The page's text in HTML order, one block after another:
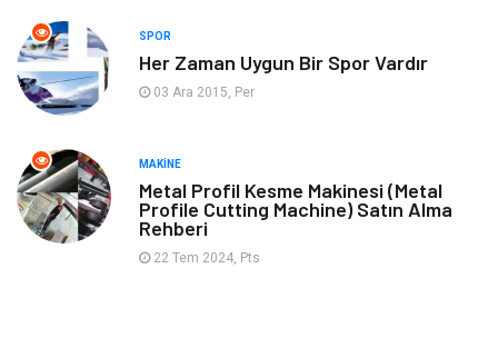
Spor
Turizm
Nakliye
Mobilya Finans Ekonomi
SPOR
Her Zaman Uygun Bir Spor Vardır
03 Ara 2015, Per
MAKINE
Metal Profil Kesme Makinesi (Metal
Profile Cutting Machine) Satın Alma
Rehberi
22 Tem 2024, Pts